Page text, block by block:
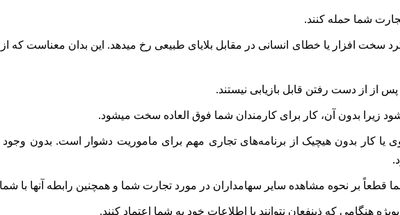
تجارت شما حمله کنند.
سخت افزار یا خطای انسانی در مقابل بلایای طبیعی رخ میدهد. این بدان معناست که
از از دست رفتن قابل بازیابی نیستند.
زیرا بدون آن، کار برای کارمندان شما فوق العاده سخت میشود.
بدون هیچیک از برنامه‌های تجاری مهم برای ماموریت دشوار است. بدون وجود
قطعاً بر نحوه مشاهده سایر سهامداران در مورد تجارت شما و همچنین رابطه آنها با
که ذینفعان نتوانند با اطلاعات خود به شما اعتماد کنند.